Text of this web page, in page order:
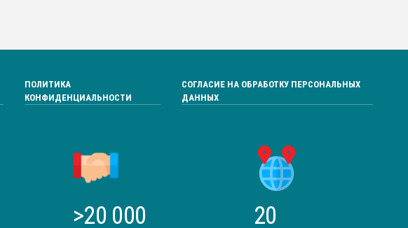
ПОЛИТИКА
КОНФИДЕНЦИАЛЬНОСТИ
СОГЛАСИЕ НА ОБРАБОТКУ ПЕРСОНАЛЬНЫХ
ДАННЫХ
>20 000 20